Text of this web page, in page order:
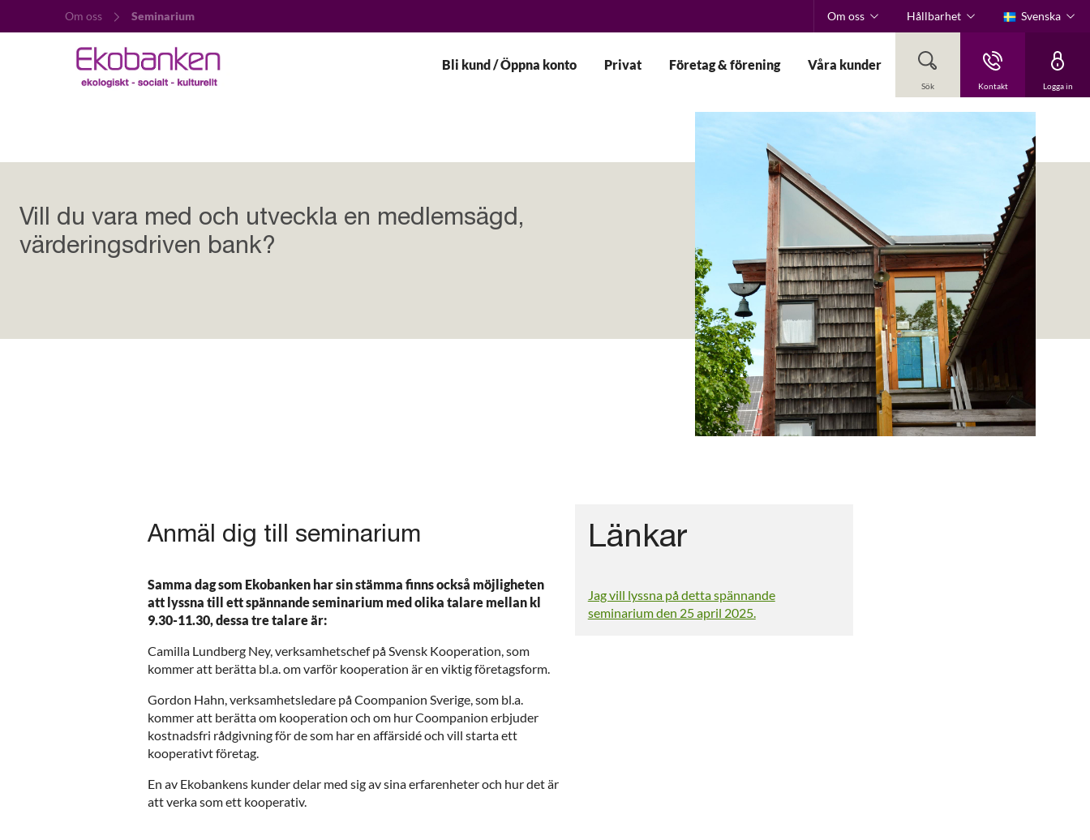
Om oss Seminarium Om oss Hållbarhet Svenska
Bli kund / Öppna konto Privat Företag & förening Våra kunder
Sök Kontakt Logga in
Vill du vara med och utveckla en medlemsägd,
värderingsdriven bank?
Anmäl dig till seminarium
Samma dag som Ekobanken har sin stämma finns också möjligheten
att lyssna till ett spännande seminarium med olika talare mellan kl
9.30-11.30, dessa tre talare är:
Camilla Lundberg Ney, verksamhetschef på Svensk Kooperation, som
kommer att berätta bl.a. om varför kooperation är en viktig företagsform.
Gordon Hahn, verksamhetsledare på Coompanion Sverige, som bl.a.
kommer att berätta om kooperation och om hur Coompanion erbjuder
kostnadsfri rådgivning för de som har en affärsidé och vill starta ett
kooperativt företag.
En av Ekobankens kunder delar med sig av sina erfarenheter och hur det är
att verka som ett kooperativ.
Länkar
Jag vill lyssna på detta spännande
seminarium den 25 april 2025.